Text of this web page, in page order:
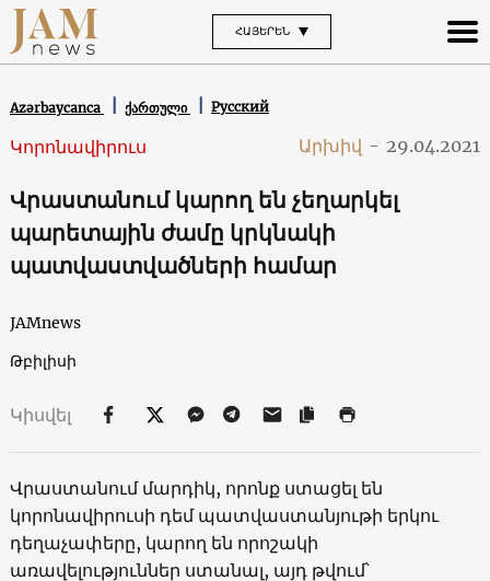
ՀԱՅԵՐԵՆ
Azərbaycanca ქართული Русский
Կորոնավիրուս Արխիվ - 29.04.2021
Վրաստանում կարող են չեղարկել
պարետային ժամը կրկնակի
պատվաստվածների համար
JAMnews
Թբիլիսի
Կիսվել
Վրաստանում մարդիկ, որոնք ստացել են
կորոնավիրուսի դեմ պատվաստանյութի երկու
դեղաչափերը, կարող են որոշակի
առավելություններ ստանալ, այդ թվում՝